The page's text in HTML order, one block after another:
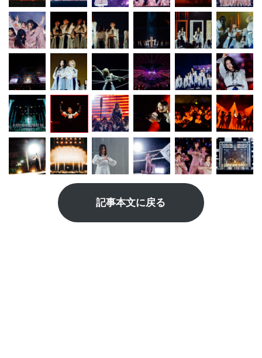
記事本文に戻る